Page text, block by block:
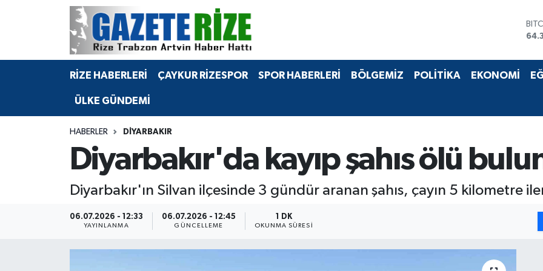
RİZE HABERLERİ ÇAYKUR RİZESPOR SPOR HABERLERİ BÖLGEMİZ POLİTİKA EKONOMİ
ÜLKE GÜNDEMİ
HABERLER DIYARBAKIR
Diyarbakır'da kayıp şahıs ölü
Diyarbakır'ın Silvan ilçesinde 3 gündür aranan şahıs, çayın 5 kilometre
06.07.2026 - 12:33
YAYINLANMA
06.07.2026 - 12:45
GÜNCELLEME
1 DK
OKUNMA SÜRESI
BÖLGEMİZ
Bilim Teknoloji
Advertising news
Merkez Nöbetçi Eczaneler
Merkez Hava Durumu
Merkez Trafik Yoğunluk Haritası
Tüm Manşetler
Son Dakika Haberleri
Haber Arşivi